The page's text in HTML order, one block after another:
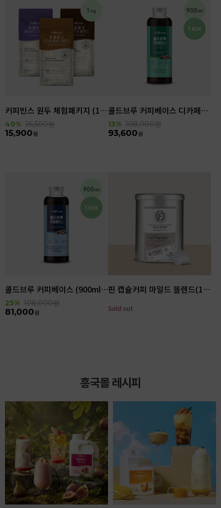
커피빈스 원두 체험패키지 (1kg)
40% 26,500원
15,900원
콜드브루 커피베이스 디카페인 (900ml x 6ea)
13% 108,000원
93,600원
콜드브루 커피베이스 (900ml x 6ea)
25% 108,000원
81,000원
핀 캡슐커피 마일드 블렌드(100입)
Sold out
흥국몰 레시피